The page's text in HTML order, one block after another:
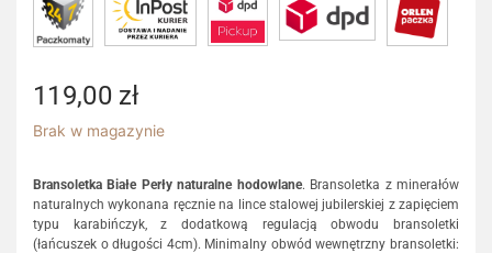
119,00 zł
Brak w magazynie
Bransoletka Białe Perły naturalne hodowlane. Bransoletka z minerałów
naturalnych wykonana ręcznie na lince stalowej jubilerskiej z zapięciem
typu karabińczyk, z dodatkową regulacją obwodu bransoletki
(łańcuszek o długości 4cm). Minimalny obwód wewnętrzny bransoletki: